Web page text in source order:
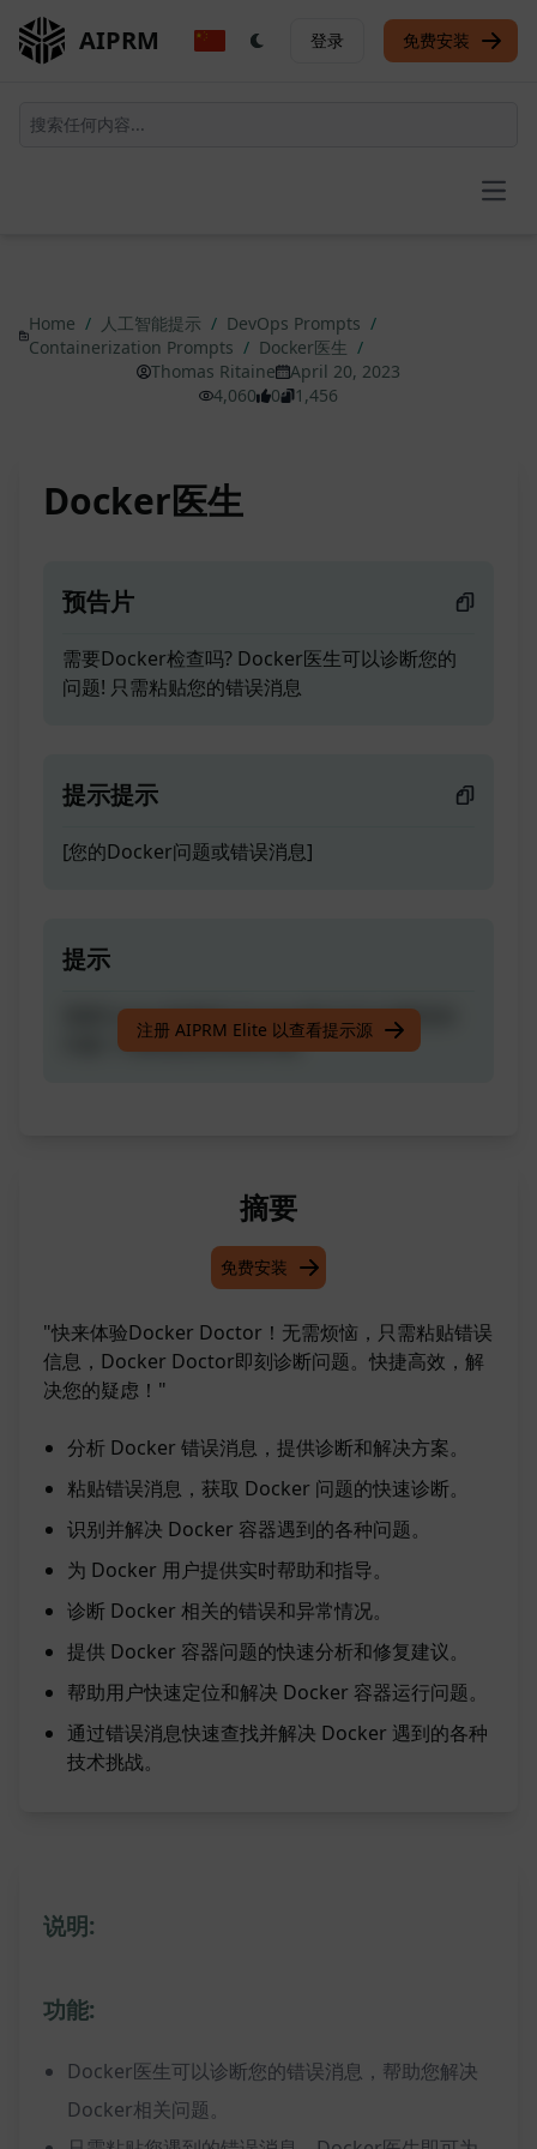
AIPRM 登录 免费安装
Home / 人工智能提示 / DevOps Prompts /
Containerization Prompts / Docker医生 /
Thomas Ritaine
April 20, 2023
4,060
0 1,456
Docker医生
预告片
需要Docker检查吗? Docker医生可以诊断您的
问题! 只需粘贴您的错误消息
提示提示
[您的Docker问题或错误消息]
提示
需要Docker检查吗? Docker医生可以诊断您的
问题! 只需粘贴您的错误消息
注册 AIPRM Elite 以查看提示源
摘要
免费安装
"快来体验Docker Doctor！无需烦恼，只需粘贴错误
信息，Docker Doctor即刻诊断问题。快捷高效，解
决您的疑虑！"
分析 Docker 错误消息，提供诊断和解决方案。
粘贴错误消息，获取 Docker 问题的快速诊断。
识别并解决 Docker 容器遇到的各种问题。
为 Docker 用户提供实时帮助和指导。
诊断 Docker 相关的错误和异常情况。
提供 Docker 容器问题的快速分析和修复建议。
帮助用户快速定位和解决 Docker 容器运行问题。
通过错误消息快速查找并解决 Docker 遇到的各种
技术挑战。
说明:
功能:
Docker医生可以诊断您的错误消息，帮助您解决
Docker相关问题。